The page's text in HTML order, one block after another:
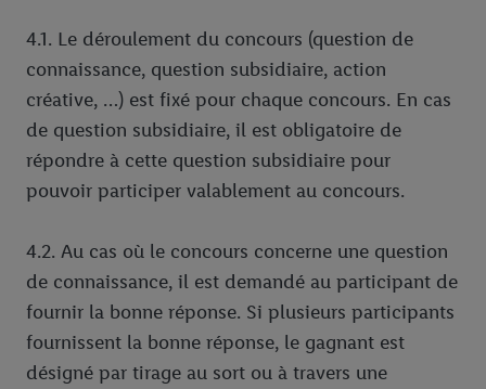
4.1. Le déroulement du concours (question de
connaissance, question subsidiaire, action
créative, …) est fixé pour chaque concours. En cas
de question subsidiaire, il est obligatoire de
répondre à cette question subsidiaire pour
pouvoir participer valablement au concours.
4.2. Au cas où le concours concerne une question
de connaissance, il est demandé au participant de
fournir la bonne réponse. Si plusieurs participants
fournissent la bonne réponse, le gagnant est
désigné par tirage au sort ou à travers une